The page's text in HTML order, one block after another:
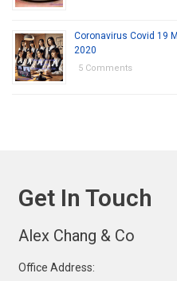
Coronavirus Covid 19
2020
5 Comments
Get In Touch
Alex Chang & Co
Office Address: